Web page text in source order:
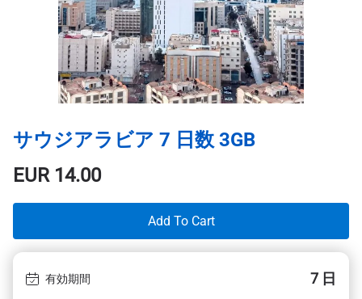
サウジアラビア 7 日数 3GB
EUR14.00
Add To Cart
有効期間 7 日